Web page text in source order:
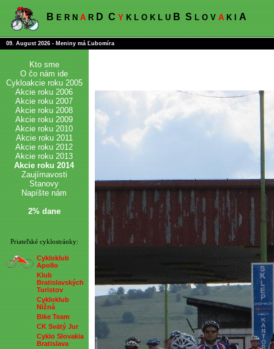
B E R N A R D C Y K L O K L U B S L O V A K I A
09. August 2026 - Meniny má Ľubomíra
Kto sme
O čo nám ide
Cykloakcie roku 2005
Akcie roku 2006
Akcie roku 2007
Akcie roku 2008
Akcie roku 2009
Akcie roku 2010
Akcie roku 2011
Akcie roku 2012
Akcie roku 2013
Akcie roku 2014
Zaujímavosti
Stanovy
Napíšte nám
2% dane
Priateľské cyklostránky:
Cykloklub
Apollo
Klub
Bratislavských
Turistov
Cykloklub
Nižná
Bike Team
CK Svätý Jur
Cyklo Slovakia
Bratislava